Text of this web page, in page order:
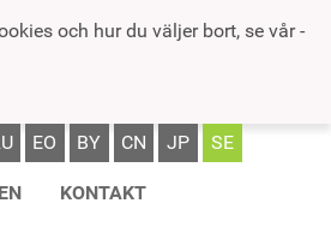
och hur du väljer bort, se vår -
EO BY CN JP SE
KONTAKT